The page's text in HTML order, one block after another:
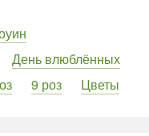
День влюблённых
9 роз Цветы